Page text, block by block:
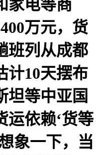
家电等商
万元，货
班列从成都
计10天摆布
坦等中亚国
运依赖‘货等
象一下，当